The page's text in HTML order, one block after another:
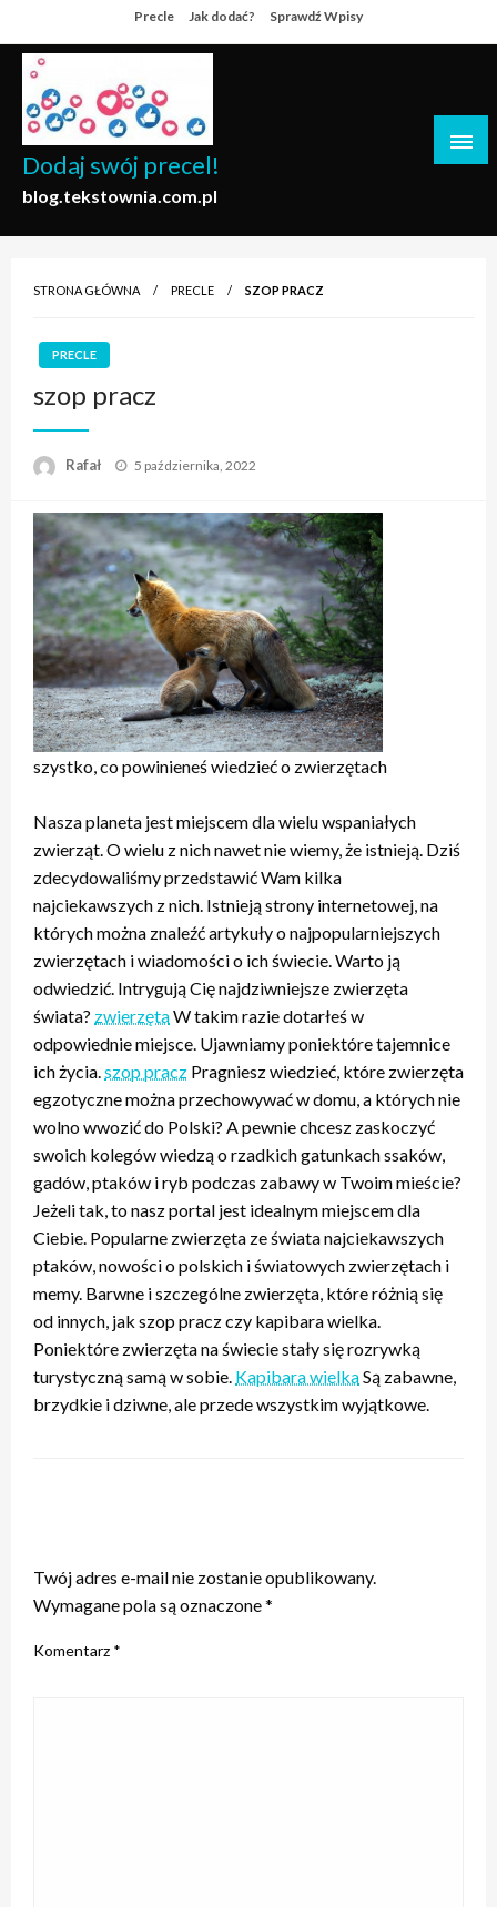
to
content
Precle Jak dodać? Sprawdź Wpisy
Dodaj swój precel!
blog.tekstownia.com.pl
STRONA GŁÓWNA PRECLE SZOP PRACZ
PRECLE
szop pracz
Rafał
Opublikowane
5 października, 2022
szystko, co powinieneś wiedzieć o zwierzętach
Nasza planeta jest miejscem dla wielu wspaniałych
zwierząt. O wielu z nich nawet nie wiemy, że istnieją. Dziś
zdecydowaliśmy przedstawić Wam kilka
najciekawszych z nich. Istnieją strony internetowej, na
których można znaleźć artykuły o najpopularniejszych
zwierzętach i wiadomości o ich świecie. Warto ją
odwiedzić. Intrygują Cię najdziwniejsze zwierzęta
świata? zwierzętaW takim razie dotarłeś w
odpowiednie miejsce. Ujawniamy poniektóre tajemnice
ich życia. szop pracz Pragniesz wiedzieć, które zwierzęta
egzotyczne można przechowywać w domu, a których nie
wolno wwozić do Polski? A pewnie chcesz zaskoczyć
swoich kolegów wiedzą o rzadkich gatunkach ssaków,
gadów, ptaków i ryb podczas zabawy w Twoim mieście?
Jeżeli tak, to nasz portal jest idealnym miejscem dla
Ciebie. Popularne zwierzęta ze świata najciekawszych
ptaków, nowości o polskich i światowych zwierzętach i
memy. Barwne i szczególne zwierzęta, które różnią się
od innych, jak szop pracz czy kapibara wielka.
Poniektóre zwierzęta na świecie stały się rozrywką
turystyczną samą w sobie. Kapibara wielkaSą zabawne,
brzydkie i dziwne, ale przede wszystkim wyjątkowe.
Twój adres e-mail nie zostanie opublikowany.
Wymagane pola są oznaczone*
Komentarz *